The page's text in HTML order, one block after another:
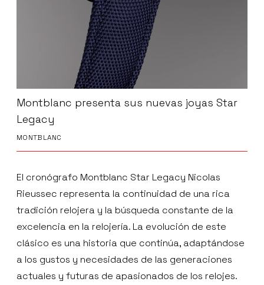
Montblanc presenta sus nuevas joyas Star
Legacy
MONTBLANC
El cronógrafo Montblanc Star Legacy Nicolas
Rieussec representa la continuidad de una rica
tradición relojera y la búsqueda constante de la
excelencia en la relojería. La evolución de este
clásico es una historia que continúa, adaptándose
a los gustos y necesidades de las generaciones
actuales y futuras de apasionados de los relojes.